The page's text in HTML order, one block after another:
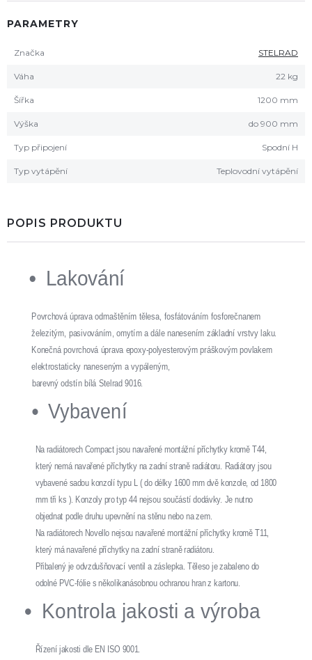
PARAMETRY
Značka STELRAD
Váha 22 kg
Šířka 1200 mm
Výška do 900 mm
Typ připojení Spodní H
Typ vytápění Teplovodní vytápění
POPIS PRODUKTU
Lakování
Povrchová úprava odmaštěním tělesa, fosfátováním fosforečnanem
železitým, pasivováním, omytím a dále nanesením základní vrstvy laku.
Konečná povrchová úprava epoxy-polyesterovým práškovým povlakem
elektrostaticky naneseným a vypáleným,
barevný odstín bílá Stelrad 9016.
Vybavení
Na radiátorech Compact jsou navařené montážní příchytky kromě T44,
který nemá navařené příchytky na zadní straně radiátoru. Radiátory jsou
vybavené sadou konzolí typu L ( do délky 1600 mm dvě konzole, od 1800
mm tři ks ). Konzoly pro typ 44 nejsou součástí dodávky. Je nutno
objednat podle druhu upevnění na stěnu nebo na zem.
Na radiátorech Novello nejsou navařené montážní příchytky kromě T11,
který má navařené příchytky na zadní straně radiátoru.
Přibalený je odvzdušňovací ventil a záslepka. Těleso je zabaleno do
odolné PVC-fólie s několikanásobnou ochranou hran z kartonu.
Kontrola jakosti a výroba
Řízení jakosti dle EN ISO 9001.